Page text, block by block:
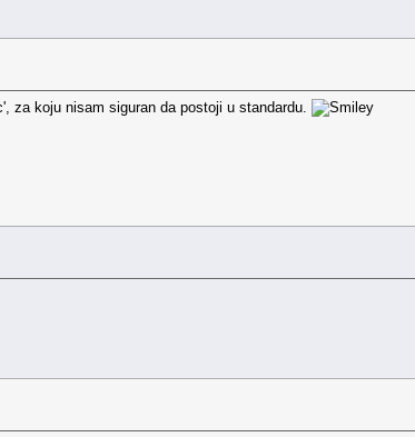
za koju nisam siguran da postoji u standardu.